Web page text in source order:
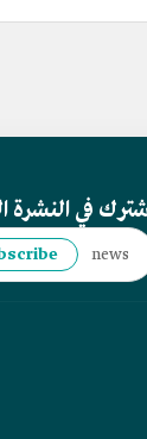
في النشرة